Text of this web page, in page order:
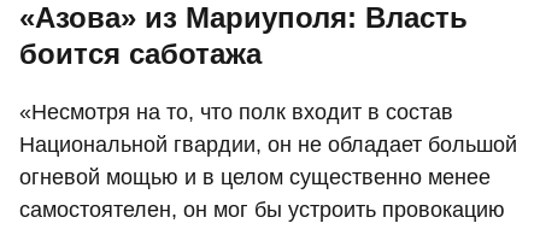
«Азова» из Мариуполя: Власть
боится саботажа
«Несмотря на то, что полк входит в состав
Национальной гвардии, он не обладает большой
огневой мощью и в целом существенно менее
самостоятелен, он мог бы устроить провокацию